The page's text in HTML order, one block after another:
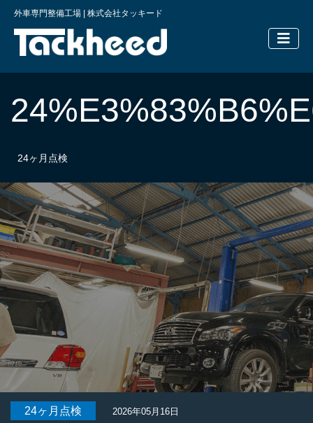
外車専門整備工場 | 株式会社タッキード
横浜の外
24ヶ月点検
24ヶ月点検 2026年05月16日